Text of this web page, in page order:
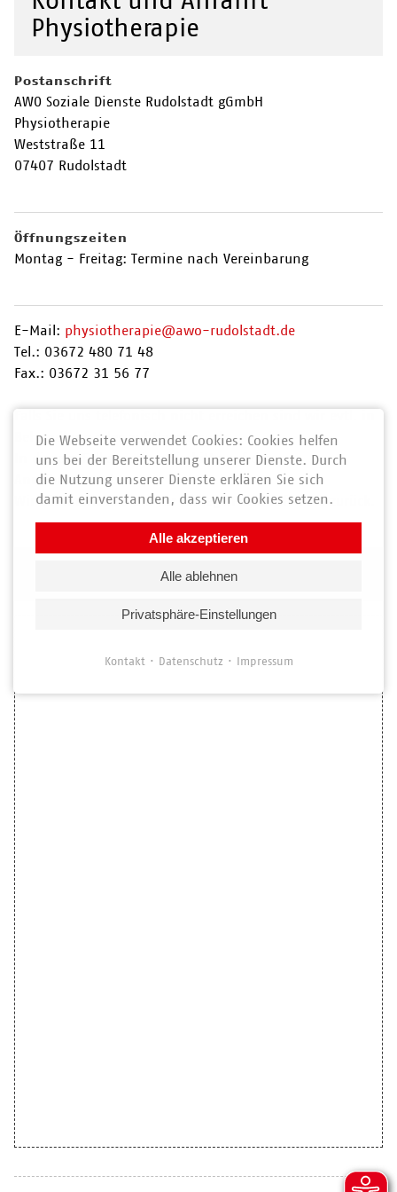
Physiotherapie
Postanschrift
AWO Soziale Dienste Rudolstadt gGmbH
Physiotherapie
Weststraße 11
07407 Rudolstadt
Öffnungszeiten
Montag - Freitag: Termine nach Vereinbarung
E-Mail: physiotherapie@awo-rudolstadt.de
Tel.: 03672 480 71 48
Fax.: 03672 31 56 77
Behandlung oder auf Hausbesuch.
In diesem Fall sprechen Sie bitte auf den
Anrufbeantworter.
Wir kümmern uns um Ihr Anliegen und rufen Sie zurück.
Die Webseite verwendet Cookies: Cookies helfen
uns bei der Bereitstellung unserer Dienste. Durch
die Nutzung unserer Dienste erklären Sie sich
damit einverstanden, dass wir Cookies setzen.
Alle akzeptieren
Alle ablehnen
Privatsphäre-Einstellungen
Kontakt Datenschutz Impressum